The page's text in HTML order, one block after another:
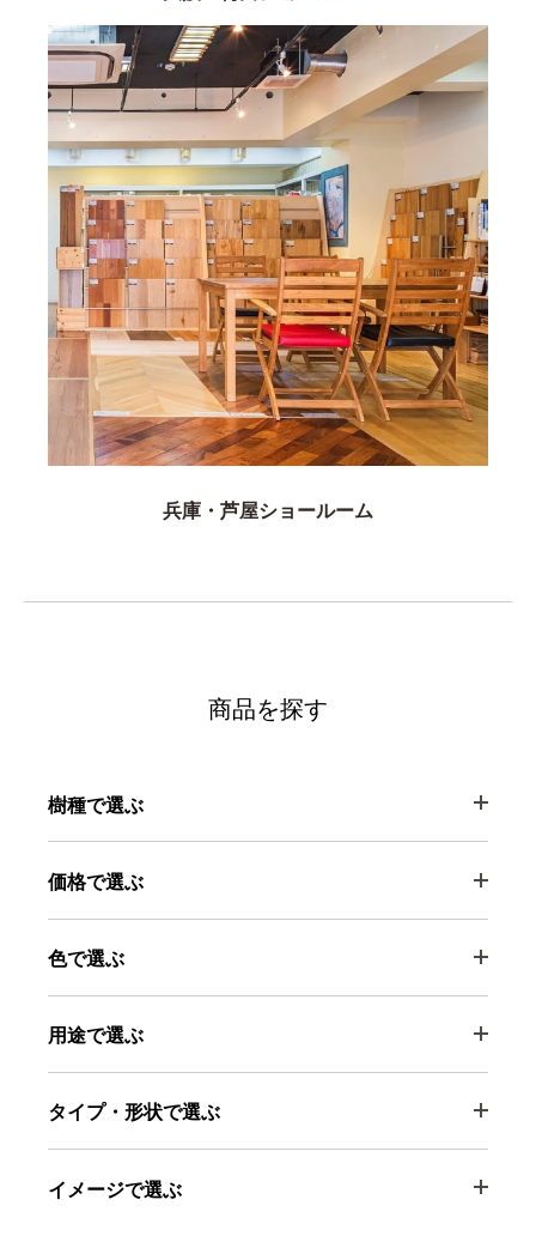
兵庫・芦屋ショールーム
商品を探す
樹種で選ぶ
価格で選ぶ
色で選ぶ
用途で選ぶ
タイプ・形状で選ぶ
イメージで選ぶ